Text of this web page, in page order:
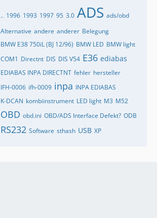
.. 1996 1993 1997 95 3.0 ADS ads/obd
Alternative andere anderer Belegung
BMW E38 750iL (BJ 12/96) BMW LED BMW light
COM1 Directnt DIS DIS V54 E36 ediabas
EDIABAS INPA DIRECTNT fehler hersteller
IFH-0006 ifh-0009 inpa INPA EDIABAS
K-DCAN kombiinstrument LED light M3 M52
OBD obd.ini OBD/ADS Interface Defekt? ODB
RS232 Software sthash USB XP